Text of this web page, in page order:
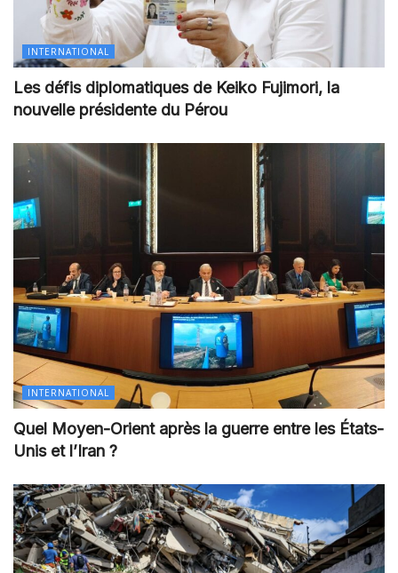
INTERNATIONAL
Les défis diplomatiques de Keiko Fujimori, la
nouvelle présidente du Pérou
INTERNATIONAL
Quel Moyen-Orient après la guerre entre les États-
Unis et l’Iran ?